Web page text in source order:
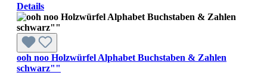
Details
ooh noo Holzwürfel Alphabet Buchstaben & Zahlen
schwarz""